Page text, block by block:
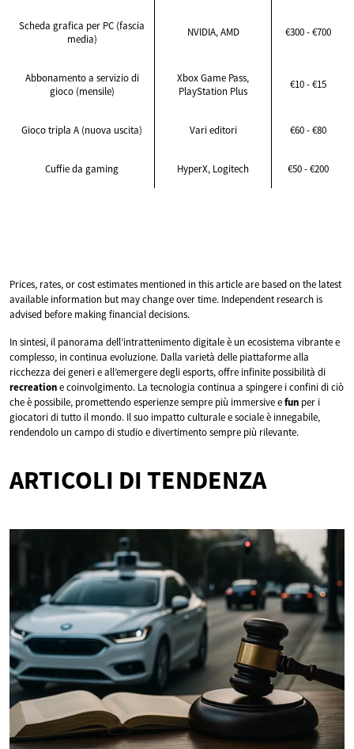
Scheda grafica per PC (fascia
media)
NVIDIA, AMD €300 - €700
Abbonamento a servizio di
gioco (mensile)
Xbox Game Pass,
PlayStation Plus
€10 - €15
Gioco tripla A (nuova uscita) Vari editori €60 - €80
Cuffie da gaming HyperX, Logitech €50 - €200
Prices, rates, or cost estimates mentioned in this article are based on the latest
available information but may change over time. Independent research is
advised before making financial decisions.
In sintesi, il panorama dell’intrattenimento digitale è un ecosistema vibrante e
complesso, in continua evoluzione. Dalla varietà delle piattaforme alla
ricchezza dei generi e all’emergere degli esports, offre infinite possibilità di
recreatione coinvolgimento. La tecnologia continua a spingere i confini di ciò
che è possibile, promettendo esperienze sempre più immersive efun per i
giocatori di tutto il mondo. Il suo impatto culturale e sociale è innegabile,
rendendolo un campo di studio e divertimento sempre più rilevante.
ARTICOLI DI TENDENZA